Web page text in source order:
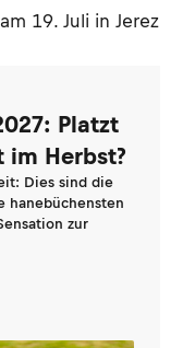
19. Juli in Jerez
Platzt
im Herbst?
Dies sind die
hanebüchensten
zur